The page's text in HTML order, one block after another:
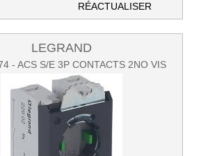
RÉACTUALISER
LEGRAND
- ACS S/E 3P CONTACTS 2NO VIS